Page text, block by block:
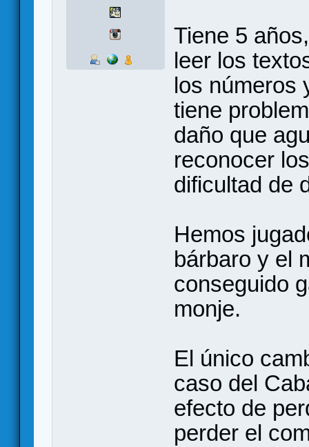
Tiene 5
leer los
los números
tiene
daño que
reconocer
dificultad de
Hemos
bárbaro y el
conseguido
monje.
El único
caso del
efecto de
perder el